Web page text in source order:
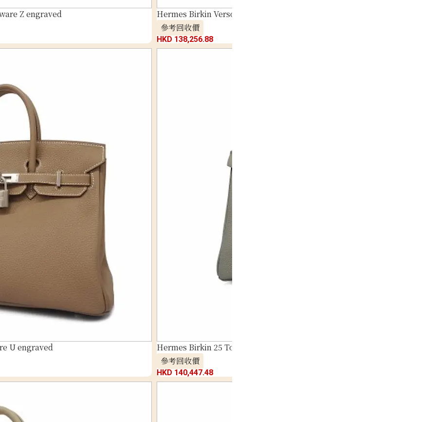
Z engraved
Hermes Birkin Verso 25 B stamp
參考回收價
HKD 138,256.88
U engraved
Hermes Birkin 25 Togo Silver hardware Z engraved
參考回收價
HKD 140,447.48